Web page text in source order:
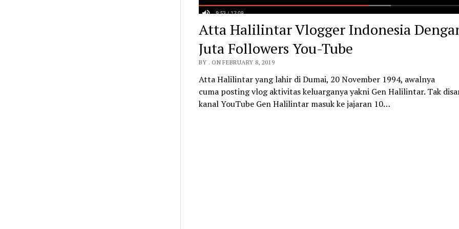
Atta Halilintar Vlogger Indonesia
Juta Followers You-Tube
BY . ON FEBRUARY 8, 2019
Atta Halilintar yang lahir di Dumai, 20 November 1994, awalnya
cuma posting vlog aktivitas keluarganya yakni Gen Halilintar. Tak
kanal YouTube Gen Halilintar masuk ke jajaran 10…